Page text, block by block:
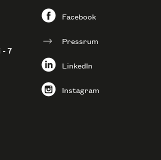
- 7
Facebook
Pressrum
LinkedIn
Instagram